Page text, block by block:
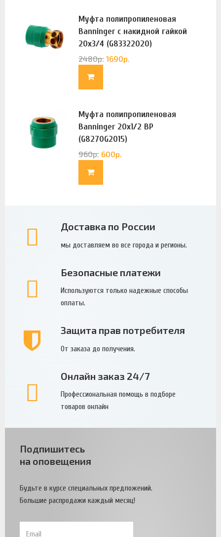
Муфта полипропиленовая
Banninger с накидной гайкой
20х3/4 (G83322020)
2480р. 1690р.
Муфта полипропиленовая
Banninger 20х1/2 ВР
(G8270G2015)
960р. 600р.
Доставка по России
мы доставляем во все города и регионы.
Безопасные платежи
Используются только надежные способы
оплаты.
Защита прав потребителя
От заказа до получения.
Онлайн заказ 24/7
Профессиональная помощь в подборе
товаров онлайн
Подпишитесь
на оповещения
Будьте в курсе специальных предложений.
Большие распродажи каждый месяц!